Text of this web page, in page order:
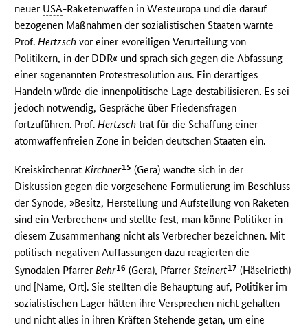
neuer USA-Raketenwaffen in Westeuropa und die darauf
bezogenen Maßnahmen der sozialistischen Staaten warnte
Prof.Hertzsch vor einer »voreiligen Verurteilung von
Politikern, in der DDR« und sprach sich gegen die Abfassung
einer sogenannten Protestresolution aus. Ein derartiges
Handeln würde die innenpolitische Lage destabilisieren. Es sei
jedoch notwendig, Gespräche über Friedensfragen
fortzuführen. Prof.Hertzsch trat für die Schaffung einer
atomwaffenfreien Zone in beiden deutschen Staaten ein.
KreiskirchenratKirchner15 (Gera) wandte sich in der
Diskussion gegen die vorgesehene Formulierung im Beschluss
der Synode, »Besitz, Herstellung und Aufstellung von Raketen
sind ein Verbrechen« und stellte fest, man könne Politiker in
diesem Zusammenhang nicht als Verbrecher bezeichnen. Mit
politisch-negativen Auffassungen dazu reagierten die
Synodalen PfarrerBehr16 (Gera), PfarrerSteinert17 (Häselrieth)
und [Name, Ort]. Sie stellten die Behauptung auf, Politiker im
sozialistischen Lager hätten ihre Versprechen nicht gehalten
und nicht alles in ihren Kräften Stehende getan, um eine